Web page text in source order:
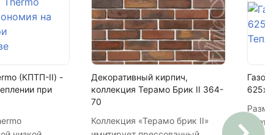
(КПТП-II) -
при
Декоративный кирпич,
коллекция Терамо Брик II 364-
70
Коллекция «Терамо брик II»